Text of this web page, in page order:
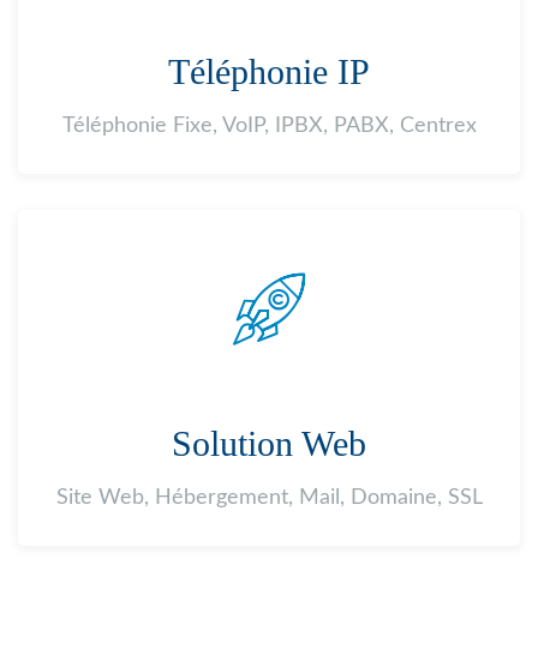
Téléphonie IP
Téléphonie Fixe, VoIP, IPBX, PABX, Centrex
Solution Web
Site Web, Hébergement, Mail, Domaine, SSL